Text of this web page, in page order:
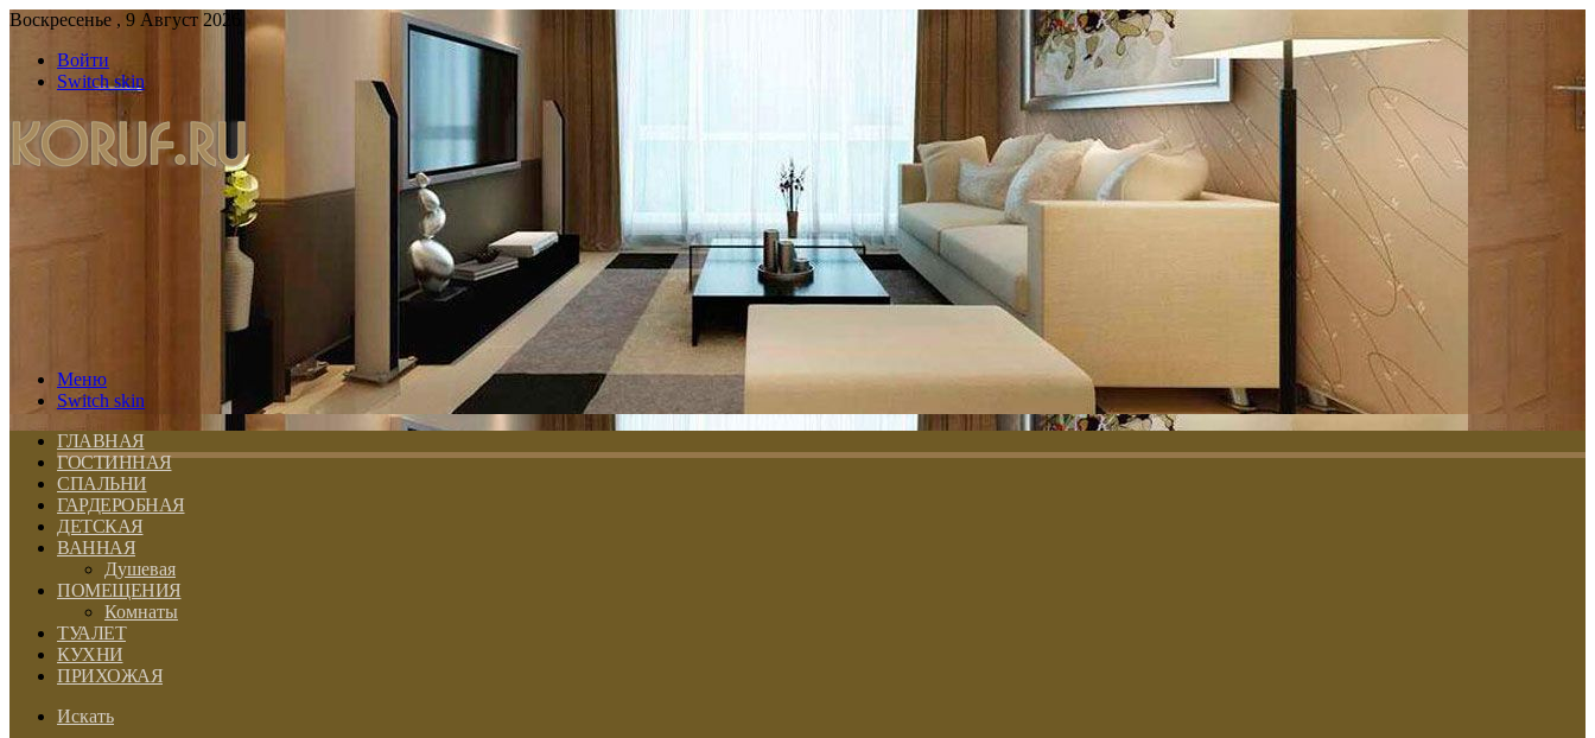
Воскресенье , 9 Август 2026
Войти
Switch skin
Меню
Switch skin
ГЛАВНАЯ
ГОСТИННАЯ
СПАЛЬНИ
ГАРДЕРОБНАЯ
ДЕТСКАЯ
ВАННАЯ
Душевая
ПОМЕЩЕНИЯ
Комнаты
ТУАЛЕТ
КУХНИ
ПРИХОЖАЯ
Искать